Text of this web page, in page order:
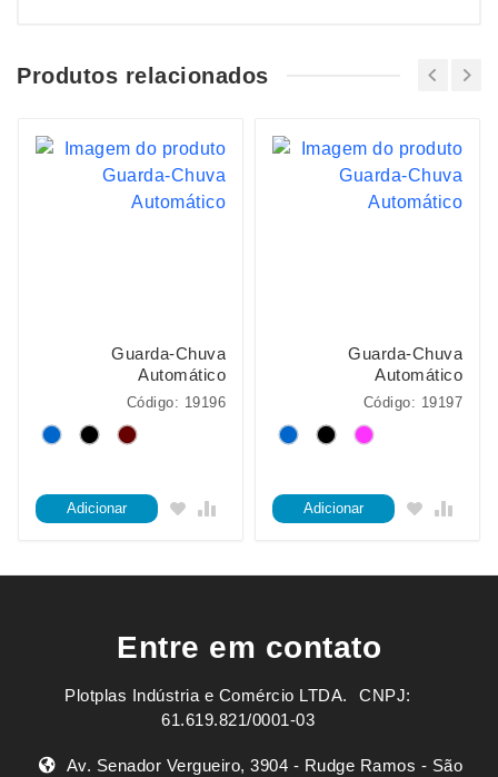
Produtos relacionados
Guarda-Chuva
Automático
Código: 19196
Adicionar
Guarda-Chuva
Automático
Código: 19197
Adicionar
Entre em contato
Plotplas Indústria e Comércio LTDA. ㅤㅤㅤ CNPJ:
61.619.821/0001-03
Av. Senador Vergueiro, 3904 - Rudge Ramos - São